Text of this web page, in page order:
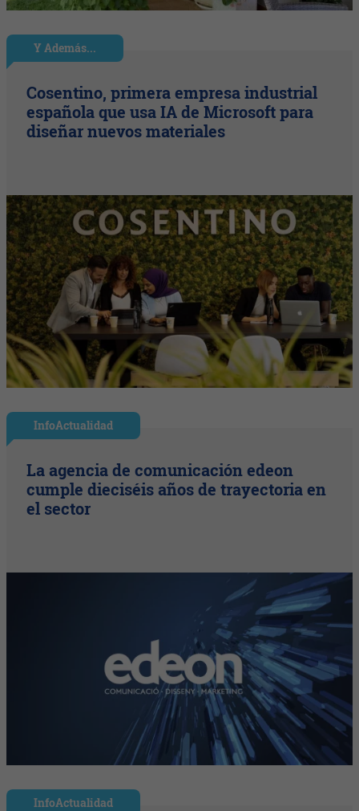
Y Además...
Cosentino, primera empresa industrial
española que usa IA de Microsoft para
diseñar nuevos materiales
InfoActualidad
La agencia de comunicación edeon
cumple dieciséis años de trayectoria en
el sector
InfoActualidad